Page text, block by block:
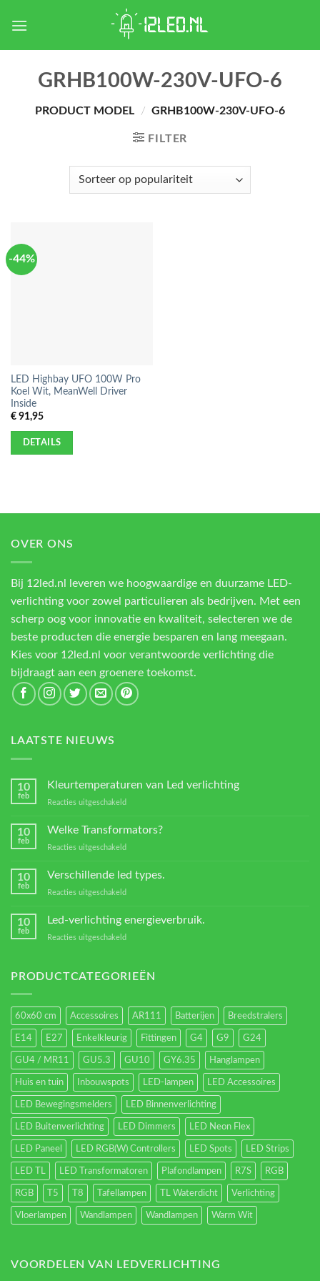
GRHB100W-230V-UFO-6
PRODUCT MODEL / GRHB100W-230V-UFO-6
FILTER
-44%
LED Highbay UFO 100W Pro
Koel Wit, MeanWell Driver
Inside
€91,95
DETAILS
OVER ONS
Bij 12led.nl leveren we hoogwaardige en duurzame LED-
verlichting voor zowel particulieren als bedrijven. Met een
scherp oog voor innovatie en kwaliteit, selecteren we de
beste producten die energie besparen en lang meegaan.
Kies voor 12led.nl voor verantwoorde verlichting die
bijdraagt aan een groenere toekomst.
LAATSTE NIEUWS
10
feb
Kleurtemperaturen van Led verlichting
Reacties uitgeschakeld
verlichting
10
feb
Welke Transformators?
Reacties uitgeschakeld
Transformators?
10
feb
Verschillende led types.
Reacties uitgeschakeld
10
feb
Led-verlichting energieverbruik.
Reacties uitgeschakeld
energieverbruik.
PRODUCTCATEGORIEËN
60x60 cm Accessoires AR111 Batterijen Breedstralers
E14 E27 Enkelkleurig Fittingen G4 G9 G24
GU4 / MR11 GU5.3 GU10 GY6.35 Hanglampen
Huis en tuin Inbouwspots LED-lampen LED Accessoires
LED Bewegingsmelders LED Binnenverlichting
LED Buitenverlichting LED Dimmers LED Neon Flex
LED Paneel LED RGB(W) Controllers LED Spots LED Strips
LED TL LED Transformatoren Plafondlampen R7S RGB
RGB T5 T8 Tafellampen TL Waterdicht Verlichting
Vloerlampen Wandlampen Wandlampen Warm Wit
VOORDELEN VAN LEDVERLICHTING